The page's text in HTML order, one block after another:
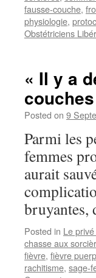
fausse-couche,
physiologie,
Obstétriciens
« Il y a
Posted on 9
Parmi les
femmes
aurait
bruyantes,
Posted in Le
chasse aux
fièvre, fièvre
rachitisme, sage-